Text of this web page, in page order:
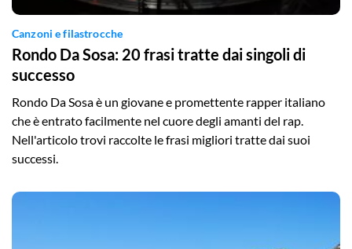
Canzoni e filastrocche
Rondo Da Sosa: 20 frasi tratte dai singoli di
successo
Rondo Da Sosa è un giovane e promettente rapper italiano
che è entrato facilmente nel cuore degli amanti del rap.
Nell'articolo trovi raccolte le frasi migliori tratte dai suoi
successi.